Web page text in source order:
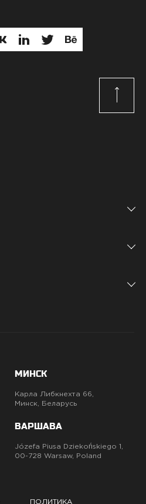
МИНСК
Карла Либкнехта 66,
Минск, Беларусь
ВАРШАВА
Józefa Piusa Dziekońskiego 1,
00-728 Warsaw, Poland
ПОЛИТИКА